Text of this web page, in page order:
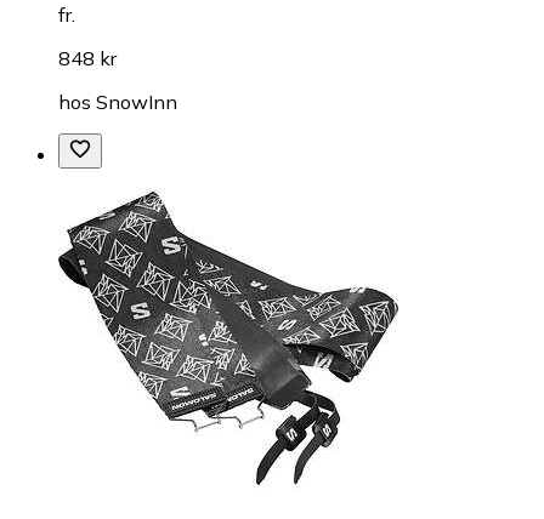
fr.
848 kr
hos SnowInn